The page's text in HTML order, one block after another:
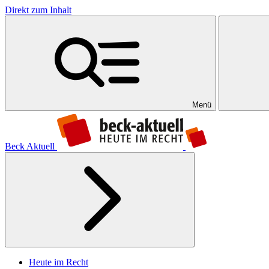
Direkt zum Inhalt
Menü
Beck Aktuell
Heute im Recht